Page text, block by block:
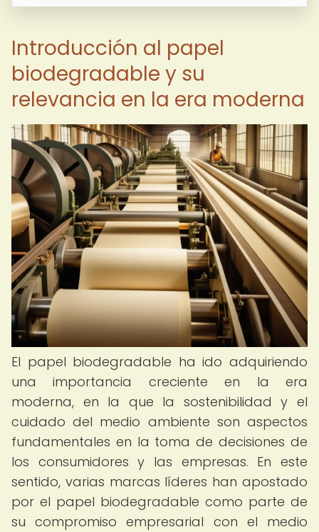
Introducción al papel
biodegradable y su
relevancia en la era moderna
El papel biodegradable ha ido adquiriendo
una importancia creciente en la era
moderna, en la que la sostenibilidad y el
cuidado del medio ambiente son aspectos
fundamentales en la toma de decisiones de
los consumidores y las empresas. En este
sentido, varias marcas líderes han apostado
por el papel biodegradable como parte de
su compromiso empresarial con el medio